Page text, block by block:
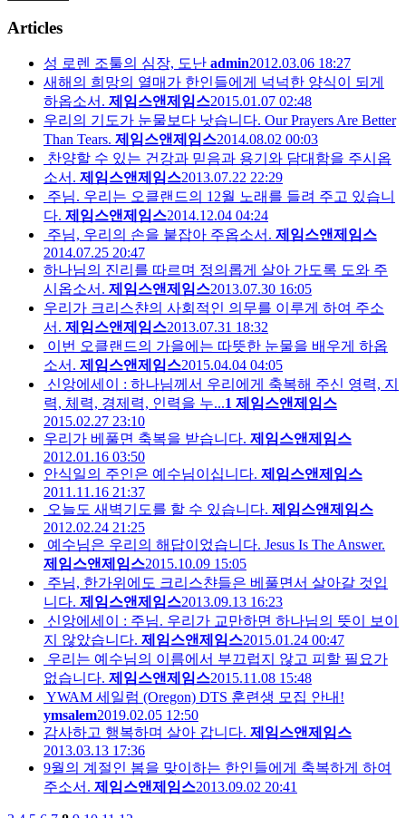
Articles
성 로렌 조툴의 심장, 도난 admin2012.03.06 18:27
새해의 희망의 열매가 한인들에게 넉넉한 양식이 되게
하옵소서. 제임스앤제임스2015.01.07 02:48
우리의 기도가 눈물보다 낫습니다. Our Prayers Are Better
Than Tears. 제임스앤제임스2014.08.02 00:03
찬양할 수 있는 건강과 믿음과 용기와 담대함을 주시옵
소서. 제임스앤제임스2013.07.22 22:29
주님. 우리는 오클랜드의 12월 노래를 들려 주고 있습니
다. 제임스앤제임스2014.12.04 04:24
주님, 우리의 손을 붙잡아 주옵소서. 제임스앤제임스
2014.07.25 20:47
하나님의 진리를 따르며 정의롭게 살아 가도록 도와 주
시옵소서. 제임스앤제임스2013.07.30 16:05
우리가 크리스챤의 사회적인 의무를 이루게 하여 주소
서. 제임스앤제임스2013.07.31 18:32
이번 오클랜드의 가을에는 따뜻한 눈물을 배우게 하옵
소서. 제임스앤제임스2015.04.04 04:05
신앙에세이 : 하나님께서 우리에게 축복해 주신 영력, 지
력, 체력, 경제력, 인력을 누...1 제임스앤제임스
2015.02.27 23:10
우리가 베풀면 축복을 받습니다. 제임스앤제임스
2012.01.16 03:50
안식일의 주인은 예수님이십니다. 제임스앤제임스
2011.11.16 21:37
오늘도 새벽기도를 할 수 있습니다. 제임스앤제임스
2012.02.24 21:25
예수님은 우리의 해답이었습니다. Jesus Is The Answer.
제임스앤제임스2015.10.09 15:05
주님, 한가위에도 크리스챤들은 베풀면서 살아갈 것입
니다. 제임스앤제임스2013.09.13 16:23
신앙에세이 : 주님. 우리가 교만하면 하나님의 뜻이 보이
지 않았습니다. 제임스앤제임스2015.01.24 00:47
우리는 예수님의 이름에서 부끄럽지 않고 피할 필요가
없습니다. 제임스앤제임스2015.11.08 15:48
YWAM 세일럼 (Oregon) DTS 훈련생 모집 안내!
ymsalem2019.02.05 12:50
감사하고 행복하며 살아 갑니다. 제임스앤제임스
2013.03.13 17:36
9월의 계절인 봄을 맞이하는 한인들에게 축복하게 하여
주소서. 제임스앤제임스2013.09.02 20:41